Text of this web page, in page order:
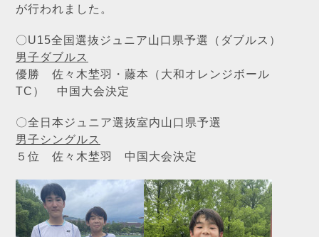
が行われました。
〇U15全国選抜ジュニア山口県予選（ダブルス）
男子ダブルス
優勝 佐々木埜羽・藤本（大和オレンジボール
TC） 中国大会決定
〇全日本ジュニア選抜室内山口県予選
男子シングルス
５位 佐々木埜羽 中国大会決定